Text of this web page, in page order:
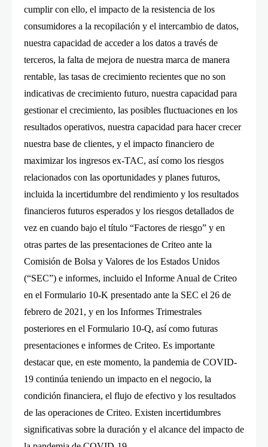
cumplir con ello, el impacto de la resistencia de los
consumidores a la recopilación y el intercambio de datos,
nuestra capacidad de acceder a los datos a través de
terceros, la falta de mejora de nuestra marca de manera
rentable, las tasas de crecimiento recientes que no son
indicativas de crecimiento futuro, nuestra capacidad para
gestionar el crecimiento, las posibles fluctuaciones en los
resultados operativos, nuestra capacidad para hacer crecer
nuestra base de clientes, y el impacto financiero de
maximizar los ingresos ex-TAC, así como los riesgos
relacionados con las oportunidades y planes futuros,
incluida la incertidumbre del rendimiento y los resultados
financieros futuros esperados y los riesgos detallados de
vez en cuando bajo el título “Factores de riesgo” y en
otras partes de las presentaciones de Criteo ante la
Comisión de Bolsa y Valores de los Estados Unidos
(“SEC”) e informes, incluido el Informe Anual de Criteo
en el Formulario 10-K presentado ante la SEC el 26 de
febrero de 2021, y en los Informes Trimestrales
posteriores en el Formulario 10-Q, así como futuras
presentaciones e informes de Criteo. Es importante
destacar que, en este momento, la pandemia de COVID-
19 continúa teniendo un impacto en el negocio, la
condición financiera, el flujo de efectivo y los resultados
de las operaciones de Criteo. Existen incertidumbres
significativas sobre la duración y el alcance del impacto de